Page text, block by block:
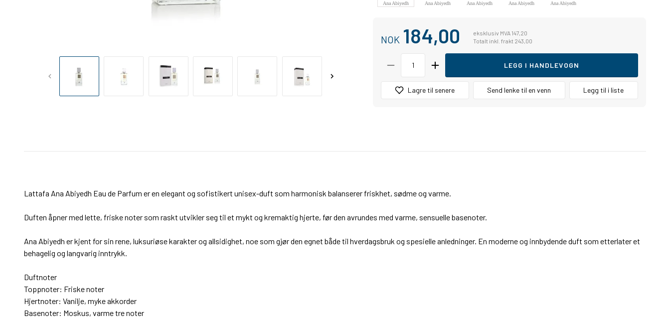
Ana Abiyedh
Ana Abiyedh
Ana Abiyedh
Ana Abiyedh
Ana Abiyedh
NOK 184,00
eksklusiv MVA 147,20
Totalt inkl. frakt 243,00
LEGG I HANDLEVOGN
Lagre til senere Send lenke til en venn Legg til i liste
Lattafa Ana Abiyedh Eau de Parfum er en elegant og sofistikert unisex-duft som harmonisk balanserer friskhet, sødme og varme.
Duften åpner med lette, friske noter som raskt utvikler seg til et mykt og kremaktig hjerte, før den avrundes med varme, sensuelle basenoter.
Ana Abiyedh er kjent for sin rene, luksuriøse karakter og allsidighet, noe som gjør den egnet både til hverdagsbruk og spesielle anledninger. En moderne og innbydende duft som etterlater et
behagelig og langvarig inntrykk.
Duftnoter
Toppnoter: Friske noter
Hjertnoter: Vanilje, myke akkorder
Basenoter: Moskus, varme tre noter